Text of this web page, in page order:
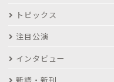
トピックス
注目公演
インタビュー